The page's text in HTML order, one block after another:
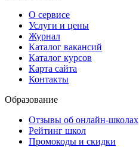
О сервисе
Услуги и цены
Журнал
Каталог вакансий
Каталог курсов
Карта сайта
Контакты
Образование
Отзывы об онлайн-школах
Рейтинг школ
Промокоды и скидки